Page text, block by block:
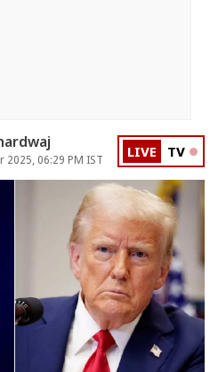
2025, 06:29 PM IST LIVE TV